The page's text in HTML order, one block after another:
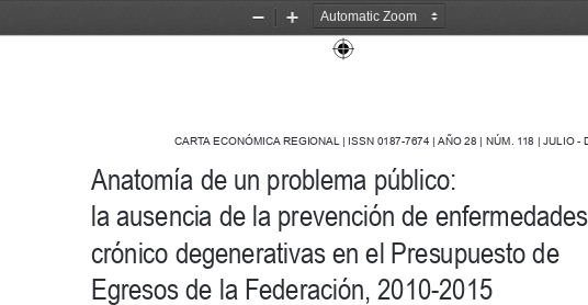
Zoom
Zoom
CARTA ECONÓMICA REGIONAL | ISSN 0187-7674 | AÑO 28 | NÚM. 118 | JULIO -
Anatomía de un problema público:
la ausencia de la prevención de enfermedades
crónico degenerativas en el Presupuesto de
Egresos de la Federación, 2010-2015